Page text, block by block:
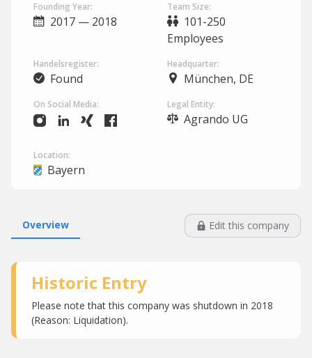
Founding Year:
2017 — 2018
Team Size:
101-250
Employees
Handelsregister:
Found
Headquarter:
München, DE
On Social Media: Legal Entity:
Agrando UG
Location:
Bayern
Overview Edit this company
Historic Entry
Please note that this company was shutdown in 2018
(Reason: Liquidation).